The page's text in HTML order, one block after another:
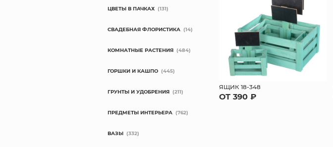
ЯЩИК 18-348
ОТ 390 ₽
ЦВЕТЫ В ПАЧКАХ (131)
СВАДЕБНАЯ ФЛОРИСТИКА (14)
КОМНАТНЫЕ РАСТЕНИЯ (484)
ГОРШКИ И КАШПО (445)
ГРУНТЫ И УДОБРЕНИЯ (211)
ПРЕДМЕТЫ ИНТЕРЬЕРА (762)
ВАЗЫ (332)